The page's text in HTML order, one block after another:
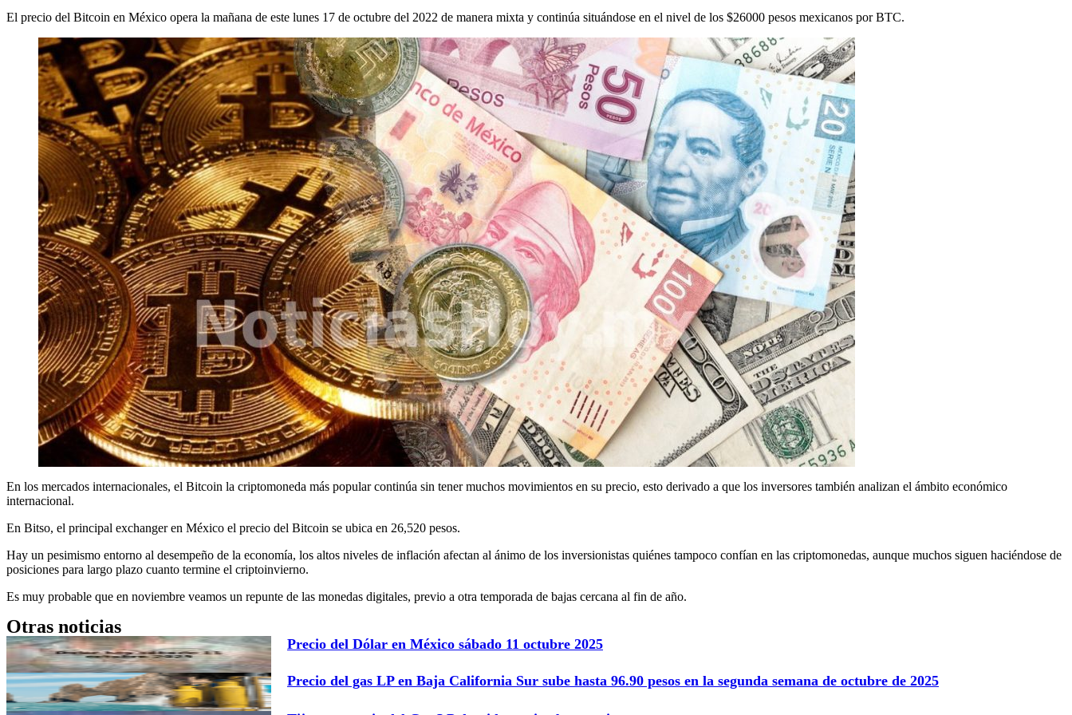
El precio del Bitcoin en México opera la mañana de este lunes 17 de octubre del 2022 de manera mixta y continúa situándose en el nivel de los $26000 pesos mexicanos por BTC.
En los mercados internacionales, el Bitcoin la criptomoneda más popular continúa sin tener muchos movimientos en su precio, esto derivado a que los inversores también analizan el ámbito económico
internacional.
En Bitso, el principal exchanger en México el precio del Bitcoin se ubica en 26,520 pesos.
Hay un pesimismo entorno al desempeño de la economía, los altos niveles de inflación afectan al ánimo de los inversionistas quiénes tampoco confían en las criptomonedas, aunque muchos siguen haciéndose de
posiciones para largo plazo cuanto termine el criptoinvierno.
Es muy probable que en noviembre veamos un repunte de las monedas digitales, previo a otra temporada de bajas cercana al fin de año.
Otras noticias
Precio del Dólar en México sábado 11 octubre 2025
Precio del gas LP en Baja California Sur sube hasta 96.90 pesos en la segunda semana de octubre de 2025